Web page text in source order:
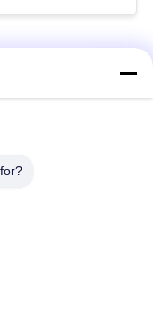
de carte de